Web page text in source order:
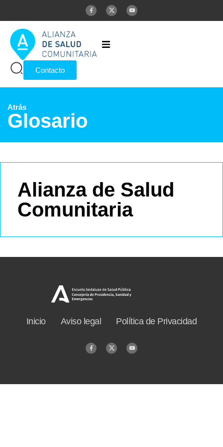
Inicio
Publicaciones
Contacto
Atrás
Glosario
Alianza de Salud
Comunitaria
Inicio Aviso legal Política de Privacidad